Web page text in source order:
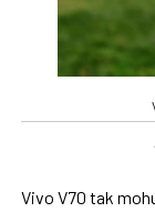
Vivo V70 tak